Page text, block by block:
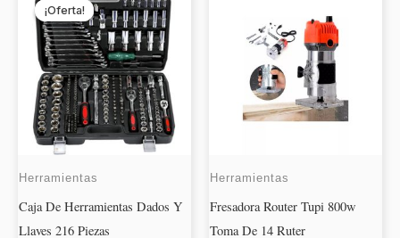
¡Oferta!
¡Oferta!
Herramientas
Caja De Herramientas Dados Y
Llaves 216 Piezas
PRECIO
ORIGINAL
ERA:
$64.990.
PRECIO
ACTUAL
ES:
$55.990.
Herramientas
Fresadora Router Tupi 800w
Toma De 14 Ruter